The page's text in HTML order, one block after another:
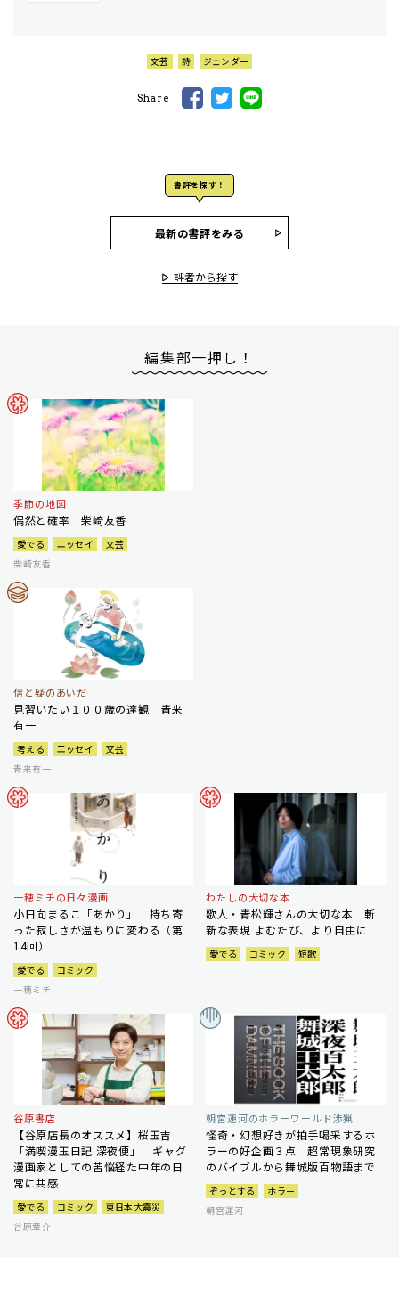
文芸 詩 ジェンダー
Share
書評を探す！
最新の書評をみる
評者から探す
編集部一押し！
季節の地図
偶然と確率 柴崎友香
愛でる エッセイ
文芸
柴崎友香
信と疑のあいだ
見習いたい１００歳の達観 青来
有一
考える エッセイ
文芸
青来有一
一穂ミチの日々漫画
小日向まるこ「あかり」 持ち寄
った寂しさが温もりに変わる（第
14回）
愛でる
コミック
一穂ミチ
わたしの大切な本
歌人・青松輝さんの大切な本 斬
新な表現 よむたび、より自由に
愛でる コミック 短歌
谷原書店
【谷原店長のオススメ】桜玉吉
「満喫漫玉日記 深夜便」 ギャグ
漫画家としての苦悩経た中年の日
常に共感
愛でる コミック
東日本大震災
谷原章介
朝宮運河のホラーワールド渉猟
怪奇・幻想好きが拍手喝采するホ
ラーの好企画３点 超常現象研究
のバイブルから舞城版百物語まで
ぞっとする
ホラー
朝宮運河